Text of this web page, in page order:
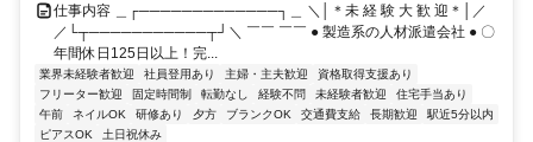
仕事内容 ＿┌─────────────┐＿ ＼│＊未 経 験 大 歓 迎＊│／
／└┬───────────┬┘＼ ￣￣ ￣￣ ● 製造系の人材派遣会社 ● 〇
年間休日125日以上！完...
業界未経験者歓迎 社員登用あり 主婦・主夫歓迎
資格取得支援あり
フリーター歓迎
固定時間制 転勤なし 経験不問 未経験者歓迎
住宅手当あり
午前
ネイルOK 研修あり 夕方 ブランクOK 交通費支給 長期歓迎
駅近5分以内
ピアスOK
土日祝休み